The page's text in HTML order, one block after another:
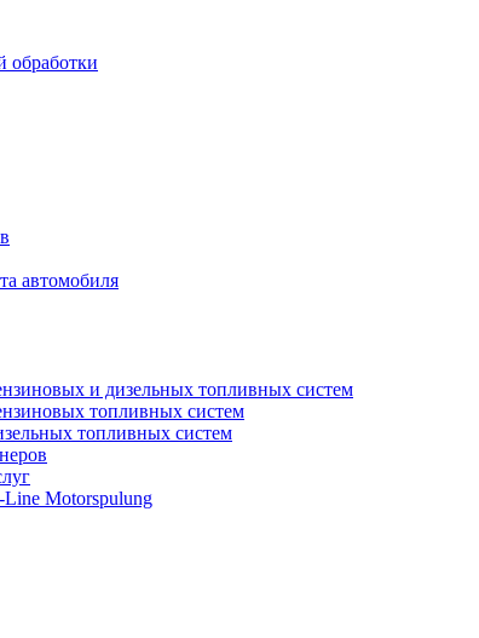
обработки
автомобиля
и дизельных топливных систем
топливных систем
топливных систем
Motorspulung